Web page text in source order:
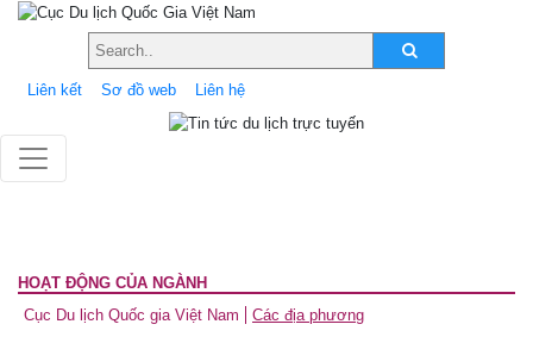
Liên kết Sơ đồ web Liên hệ
HOẠT ĐỘNG CỦA NGÀNH
Cục Du lịch Quốc gia Việt Nam
Các địa phương